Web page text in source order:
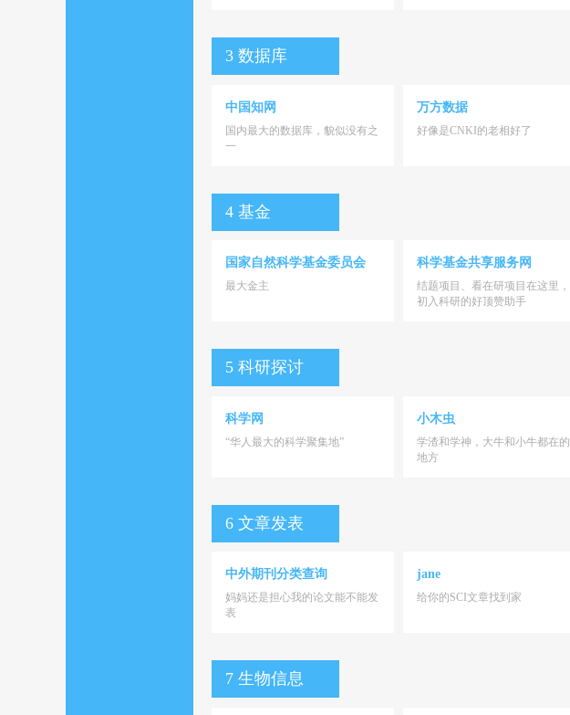
3 数据库
中国知网
国内最大的数据库，貌似没有之
一
万方数据
好像是CNKI的老相好了
4 基金
国家自然科学基金委员会
最大金主
科学基金共享服务网
结题项目、看在研项目在这里，
初入科研的好顶赞助手
5 科研探讨
科学网
“华人最大的科学聚集地”
小木虫
学渣和学神，大牛和小牛都在的
地方
6 文章发表
中外期刊分类查询
妈妈还是担心我的论文能不能发
表
jane
给你的SCI文章找到家
7 生物信息